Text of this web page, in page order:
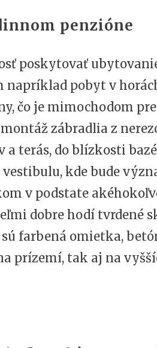
penzióne
poskytovať
napríklad pobyt v
čo je mimochodom
zábradlia z
a terás, do blízkosti
kde bude
v podstate
dobre hodí tvrdené
farbená omietka,
prízemí, tak aj na